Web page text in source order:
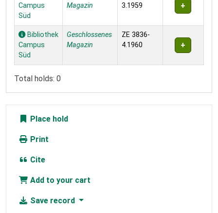
Campus
Süd
Magazin
3.1959
Bibliothek
Campus
Süd
Geschlossenes
Magazin
ZE 3836-
4.1960
Total holds: 0
Place hold
Print
Cite
Add to your cart
Save record